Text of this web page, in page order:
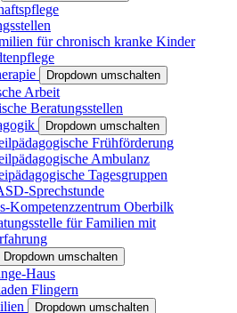
für chronisch kranke Kinder
Dropdown umschalten
Arbeit
Beratungsstellen
Dropdown umschalten
Frühförderung
Ambulanz
Tagesgruppen
Sprechstunde
Kompetenzzentrum Oberbilk
für Familien mit
Dropdown umschalten
Haus
Flingern
Dropdown umschalten